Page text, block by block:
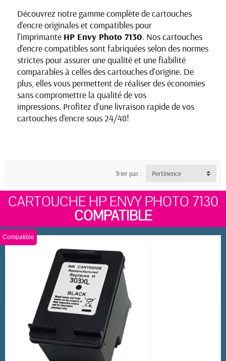
Découvrez notre gamme complète de cartouches
d'encre originales et compatibles pour
l'imprimante HP Envy Photo 7130. Nos cartouches
d'encre compatibles sont fabriquées selon des normes
strictes pour assurer une qualité et une fiabilité
comparables à celles des cartouches d'origine. De
plus, elles vous permettent de réaliser des économies
sans compromettre la qualité de vos
impressions. Profitez d'une livraison rapide de vos
cartouches d'encre sous 24/48!
Trier par : Pertinence
CARTOUCHE HP ENVY PHOTO 7130
COMPATIBLE
Compatible